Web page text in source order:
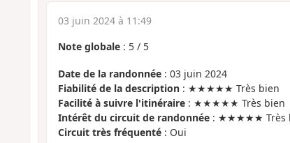
03 juin 2024 à 11:49
Note globale: 5/ 5
Date de la randonnée: 03 juin 2024
Fiabilité de la description: ★★★★★ Très bien
Facilité à suivre l'itinéraire: ★★★★★ Très bien
Intérêt du circuit de randonnée: ★★★★★ Très
Circuit très fréquenté: Oui